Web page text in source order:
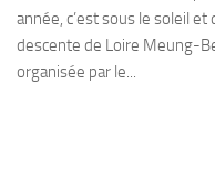
année, c’est sous le soleil et
descente de Loire Meung-
organisée par le...